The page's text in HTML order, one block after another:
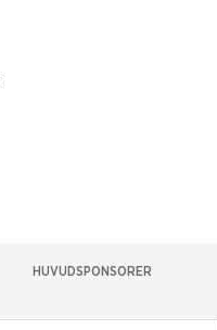
HUVUDSPONSORER